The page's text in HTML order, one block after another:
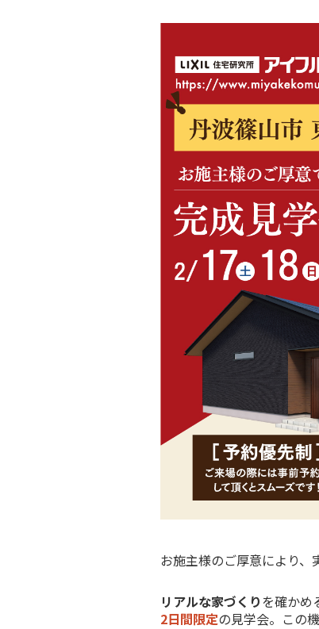
お施主様のご厚意により、
リアルな家づくりを確かめ
2日間限定の見学会。この